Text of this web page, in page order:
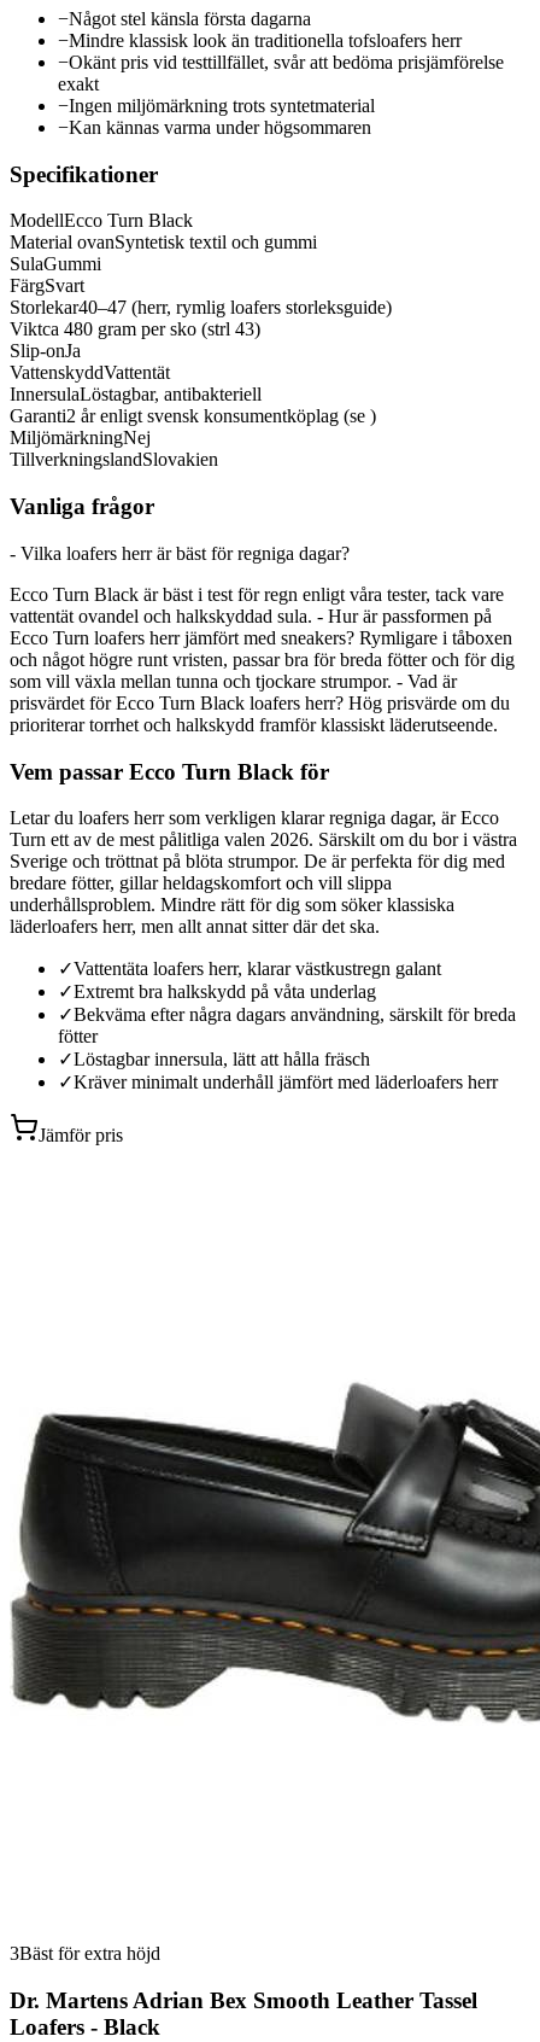
−Något stel känsla första dagarna
−Mindre klassisk look än traditionella tofsloafers herr
−Okänt pris vid testtillfället, svår att bedöma prisjämförelse
exakt
−Ingen miljömärkning trots syntetmaterial
−Kan kännas varma under högsommaren
Specifikationer
ModellEcco Turn Black
Material ovanSyntetisk textil och gummi
SulaGummi
FärgSvart
Storlekar40–47 (herr, rymlig loafers storleksguide)
Viktca 480 gram per sko (strl 43)
Slip-onJa
VattenskyddVattentät
InnersulaLöstagbar, antibakteriell
Garanti2 år enligt svensk konsumentköplag (se )
MiljömärkningNej
TillverkningslandSlovakien
Vanliga frågor
- Vilka loafers herr är bäst för regniga dagar?
Ecco Turn Black är bäst i test för regn enligt våra tester, tack vare
vattentät ovandel och halkskyddad sula. - Hur är passformen på
Ecco Turn loafers herr jämfört med sneakers? Rymligare i tåboxen
och något högre runt vristen, passar bra för breda fötter och för dig
som vill växla mellan tunna och tjockare strumpor. - Vad är
prisvärdet för Ecco Turn Black loafers herr? Hög prisvärde om du
prioriterar torrhet och halkskydd framför klassiskt läderutseende.
Vem passar Ecco Turn Black för
Letar du loafers herr som verkligen klarar regniga dagar, är Ecco
Turn ett av de mest pålitliga valen 2026. Särskilt om du bor i västra
Sverige och tröttnat på blöta strumpor. De är perfekta för dig med
bredare fötter, gillar heldagskomfort och vill slippa
underhållsproblem. Mindre rätt för dig som söker klassiska
läderloafers herr, men allt annat sitter där det ska.
✓Vattentäta loafers herr, klarar västkustregn galant
✓Extremt bra halkskydd på våta underlag
✓Bekväma efter några dagars användning, särskilt för breda
fötter
✓Löstagbar innersula, lätt att hålla fräsch
✓Kräver minimalt underhåll jämfört med läderloafers herr
Jämför pris
3Bäst för extra höjd
Dr. Martens Adrian Bex Smooth Leather Tassel
Loafers - Black